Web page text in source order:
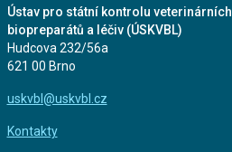
Ústav pro státní kontrolu veterinárních
biopreparátů a léčiv (ÚSKVBL)
Hudcova 232/56a
621 00 Brno
uskvbl@uskvbl.cz
Kontakty